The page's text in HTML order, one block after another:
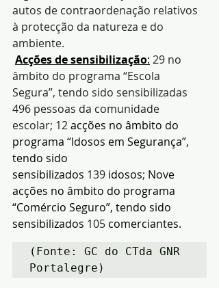
autos de contraordenação relativos
à protecção da natureza e do
ambiente.
Acções de sensibilização: 29 no
âmbito do programa “Escola
Segura”, tendo sido sensibilizadas
496 pessoas da comunidade
escolar; 12 acções no âmbito do
programa “Idosos em Segurança”,
tendo sido
sensibilizados 139 idosos; Nove
acções no âmbito do programa
“Comércio Seguro”, tendo sido
sensibilizados 105 comerciantes.
(Fonte: GC do CTda GNR
Portalegre)